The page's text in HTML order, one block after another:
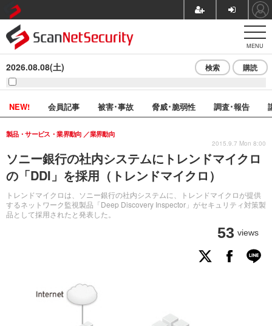
MENU
2026.08.08(土) 検索 購読
NEW! 会員記事 被害･事故 脅威･脆弱性 調査･報告
ソニー銀行の社内システムにトレンドマイクロ
の「DDI」を採用（トレンドマイクロ）
トレンドマイクロは、ソニー銀行の社内システムに、トレンドマイクロが提供
するネットワーク監視製品「Deep Discovery Inspector」がセキュリティ対策製
品として採用されたと発表した。
製品・サービス・業界動向 業界動向
53 views
2015.9.7 Mon 8:00